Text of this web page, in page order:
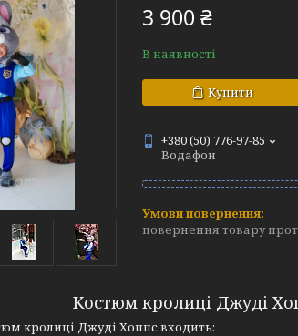
3 900 ₴
В наявності
Купити
+380 (50) 776-97-85
Водафон
повернення товару
Костюм кролиці Джуді
кролиці Джуді Хоппс входить: